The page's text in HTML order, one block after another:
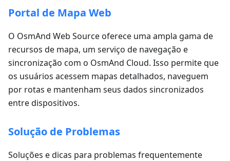
Portal de Mapa Web
O OsmAnd Web Source oferece uma ampla gama de
recursos de mapa, um serviço de navegação e
sincronização com o OsmAnd Cloud. Isso permite que
os usuários acessem mapas detalhados, naveguem
por rotas e mantenham seus dados sincronizados
entre dispositivos.
Solução de Problemas
Soluções e dicas para problemas frequentemente